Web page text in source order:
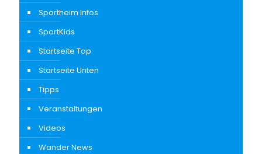
Sportheim Infos
SportKids
Startseite Top
Startseite Unten
Tipps
Veranstaltungen
Videos
Wander News